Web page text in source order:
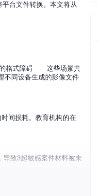
台文件转换。本文将从
的格式障碍——这些场景共
不同设备生成的影像文件
间损耗。教育机构的在
导致3起敏感案件材料被未